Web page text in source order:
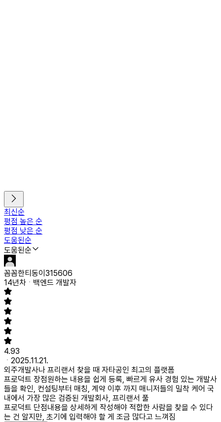
최신순
평점 높은 순
평점 낮은 순
도움된순
도움된순
꼼꼼한티동이315606
14년차
백엔드 개발자
4.93
2025.11.21.
외주개발사나 프리랜서 찾을 때 자타공인 최고의 플랫폼
프로덕트 장점원하는 내용을 쉽게 등록, 빠르게 유사 경험 있는 개발사
들을 확인, 컨설팅부터 매칭, 계약 이후 까지 매니저들의 밀착 케어 국
내에서 가장 많은 검증된 개발회사, 프리랜서 풀
프로덕트 단점내용을 상세하게 작성해야 적합한 사람을 찾을 수 있다
는 건 알지만, 초기에 입력해야 할 게 조금 많다고 느껴짐